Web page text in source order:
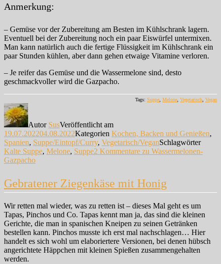
Anmerkung:
– Gemüse vor der Zubereitung am Besten im Kühlschrank lagern.
Eventuell bei der Zubereitung noch ein paar Eiswürfel untermixen.
Man kann natürlich auch die fertige Flüssigkeit im Kühlschrank ein
paar Stunden kühlen, aber dann gehen etwaige Vitamine verloren.
– Je reifer das Gemüse und die Wassermelone sind, desto
geschmackvoller wird die Gazpacho.
Tags: Suppe, Melone, Vegetarisch, Vegan
Autor SusVeröffentlicht am
19.07.202204.08.2022Kategorien Kochen, Backen und Genießen,
Spanien, Suppe/Eintopf/Curry, Vegetarisch/VeganSchlagwörter
Kalte Suppe, Melone, Suppe2 Kommentare zu Wassermelonen-
Gazpacho
Gebratener Ziegenkäse mit Honig
Wir retten mal wieder, was zu retten ist – dieses Mal geht es um
Tapas, Pinchos und Co. Tapas kennt man ja, das sind die kleinen
Gerichte, die man in spanischen Kneipen zu seinen Getränken
bestellen kann. Pinchos musste ich erst mal nachschlagen… Hier
handelt es sich wohl um elaboriertere Versionen, bei denen hübsch
angerichtete Häppchen mit kleinen Spießen zusammengehalten
werden.